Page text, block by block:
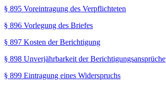
§ 895 Voreintragung des Verpflichteten
§ 896 Vorlegung des Briefes
§ 897 Kosten der Berichtigung
§ 898 Unverjährbarkeit der Berichtigungsansprüche
§ 899 Eintragung eines Widerspruchs